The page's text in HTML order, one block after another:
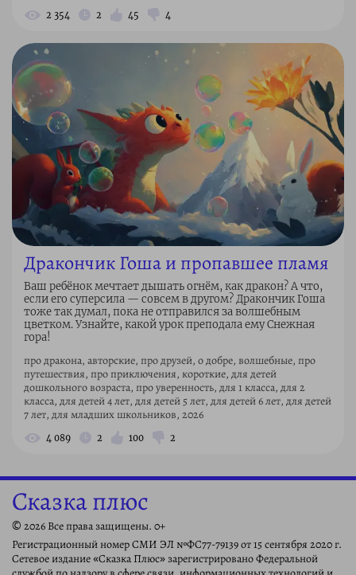
2 354 2 45 4
Дракончик Гоша и пропавшее пламя
Ваш ребёнок мечтает дышать огнём, как дракон? А что,
если его суперсила — совсем в другом? Дракончик Гоша
тоже так думал, пока не отправился за волшебным
цветком. Узнайте, какой урок преподала ему Снежная
гора!
про дракона, авторские, про друзей, о добре, волшебные, про
путешествия, про приключения, короткие, для детей
дошкольного возраста, про уверенность, для 1 класса, для 2
класса, для детей 4 лет, для детей 5 лет, для детей 6 лет, для детей
7 лет, для младших школьников, 2026
4 089 2 100 2
Сказка плюс
© 2026 Все права защищены. 0+
Регистрационный номер СМИ ЭЛ №ФС77-79139 от 15 сентября 2020 г.
Сетевое издание «Сказка Плюс» зарегистрировано Федеральной